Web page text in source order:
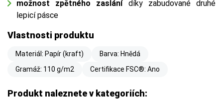
možnost zpětného zaslánídíky zabudované druhé
lepicí pásce
Vlastnosti produktu
Materiál: Papír (kraft)
Barva: Hnědá
Gramáž: 110 g/m2
Certifikace FSC®: Ano
Produkt naleznete v kategoriích: